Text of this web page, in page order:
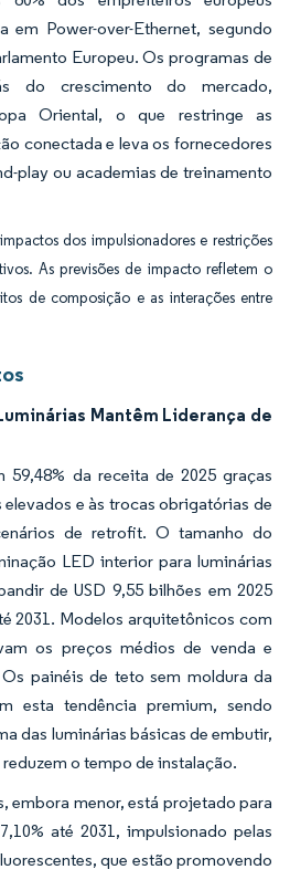
em Power-over-Ethernet, segundo
Europeu. Os programas de
do crescimento do mercado,
Oriental, o que restringe as
conectada e leva os fornecedores
play ou academias de treinamento
dos impulsionadores e restrições
As previsões de impacto refletem o
de composição e as interações entre
Mantêm Liderança de
59,48% da receita de 2025 graças
e às trocas obrigatórias de
de retrofit. O tamanho do
LED interior para luminárias
de USD 9,55 bilhões em 2025
2031. Modelos arquitetônicos com
os preços médios de venda e
painéis de teto sem moldura da
esta tendência premium, sendo
das luminárias básicas de embutir,
o tempo de instalação.
embora menor, está projetado para
até 2031, impulsionado pelas
que estão promovendo